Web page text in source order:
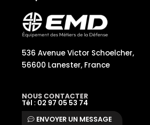
536 Avenue Victor Schoelcher,
56600 Lanester, France
NOUS CONTACTER
Tél : 02 97 05 53 74
ENVOYER UN MESSAGE